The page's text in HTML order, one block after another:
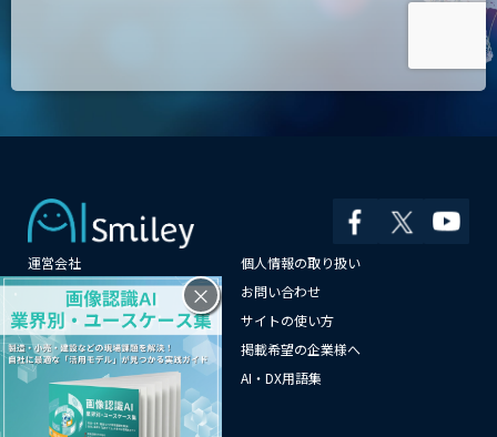
運営会社
個人情報の取り扱い
よくある質問
お問い合わせ
メールマガジン登録
サイトの使い方
情報提供はこちらから
掲載希望の企業様へ
AI企業一覧
AI・DX用語集
サイトマップ
×